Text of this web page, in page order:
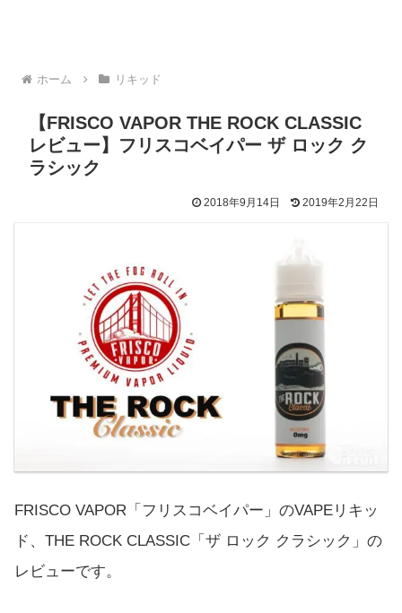
ホーム リキッド
【FRISCO VAPOR THE ROCK CLASSIC
レビュー】フリスコベイパー ザ ロック ク
ラシック
2018年9月14日 2019年2月22日
FRISCO VAPOR「フリスコベイパー」のVAPEリキッ
ド、THE ROCK CLASSIC「ザ ロック クラシック」の
レビューです。